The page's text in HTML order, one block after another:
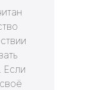
Если